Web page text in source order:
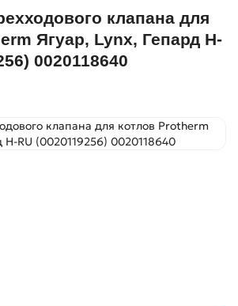
клапана для
Ягуар, Lynx, Гепард H-
0020118640